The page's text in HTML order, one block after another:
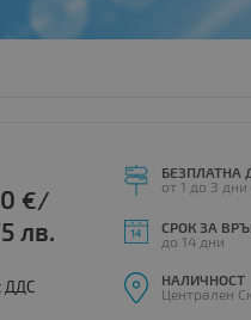
€/
лв.
ДДС
БЕЗПЛАТНА
от 1 до 3
СРОК ЗА
до 14 дни
НАЛИЧНОСТ
Централен